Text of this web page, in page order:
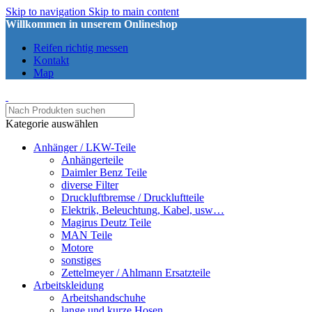
Skip to navigation Skip to main content
Willkommen in unserem Onlineshop
Reifen richtig messen
Kontakt
Map
Kategorie auswählen
Anhänger / LKW-Teile
Anhängerteile
Daimler Benz Teile
diverse Filter
Druckluftbremse / Druckluftteile
Elektrik, Beleuchtung, Kabel, usw…
Magirus Deutz Teile
MAN Teile
Motore
sonstiges
Zettelmeyer / Ahlmann Ersatzteile
Arbeitskleidung
Arbeitshandschuhe